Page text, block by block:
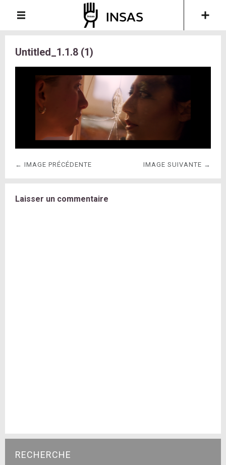
Untitled_1.1.8 (1)
← IMAGE PRÉCÉDENTE IMAGE SUIVANTE →
Laisser un commentaire
RECHERCHE